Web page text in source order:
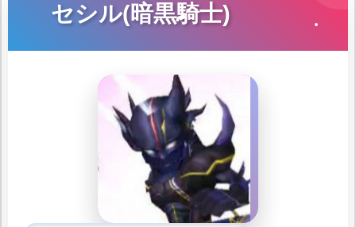
セシル(暗黒騎士)